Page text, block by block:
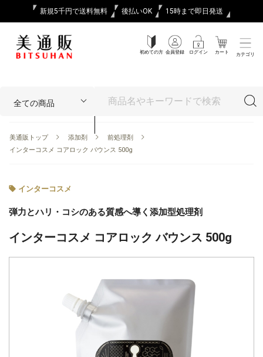
新規5千円で送料無料 後払いOK 15時まで即日発送
初めての方 会員登録 ログイン カート カテゴリ
美通販トップ 添加剤
前処理剤
インターコスメ コアロック バウンス 500g
インターコスメ
弾力とハリ・コシのある質感へ導く添加型処理剤
インターコスメ コアロック バウンス 500g